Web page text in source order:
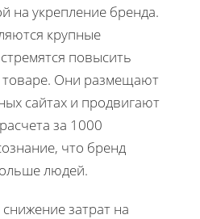
на укрепление бренда.
крупные
повысить
товаре. Они размещают
сайтах и продвигают
за 1000
что бренд
людей.
затрат на